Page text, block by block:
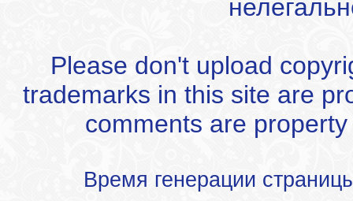
Please don't upload
trademarks in this site are
comments are
Время генерации